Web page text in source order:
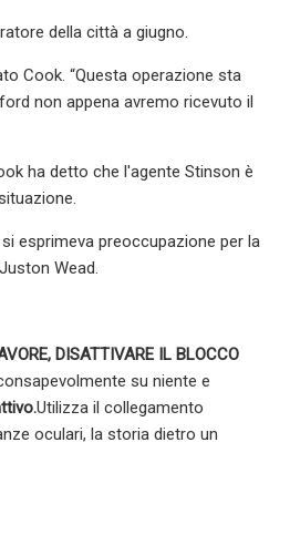
della città a giugno.
Cook. “Questa operazione sta
non appena avremo ricevuto il
ha detto che l'agente Stinson è
esprimeva preoccupazione per la
Wead.
DISATTIVARE IL BLOCCO
su niente e
Utilizza il collegamento
oculari, la storia dietro un